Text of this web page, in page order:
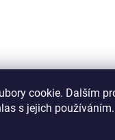
správně změřit řemínek
cookie. Dalším
s jejich používáním.